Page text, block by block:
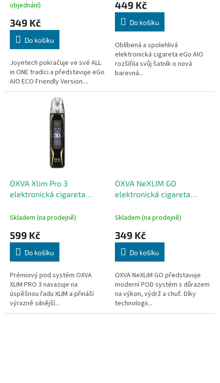
objednání)
349 Kč
Do košíku
Joyetech pokračuje ve své ALL
in ONE tradici a představuje eGo
AIO ECO Friendly Version....
produktu
4,7
5
hvězdiček.
449 Kč
Do košíku
Oblíbená a spolehlivá
elektronická cigareta eGo AIO
rozšířila svůj šatník o nová
barevná...
OXVA Xlim Pro 3
elektronická cigareta
Skladem (na prodejně)
599 Kč
Do košíku
Prémiový pod systém OXVA
XLIM PRO 3 navazuje na
úspěšnou řadu XLIM a přináší
výrazně silnější...
OXVA NeXLIM GO
elektronická cigareta
Skladem (na prodejně)
349 Kč
Do košíku
OXVA NeXLiM GO představuje
moderní POD systém s důrazem
na výkon, výdrž a chuť. Díky
technologii...